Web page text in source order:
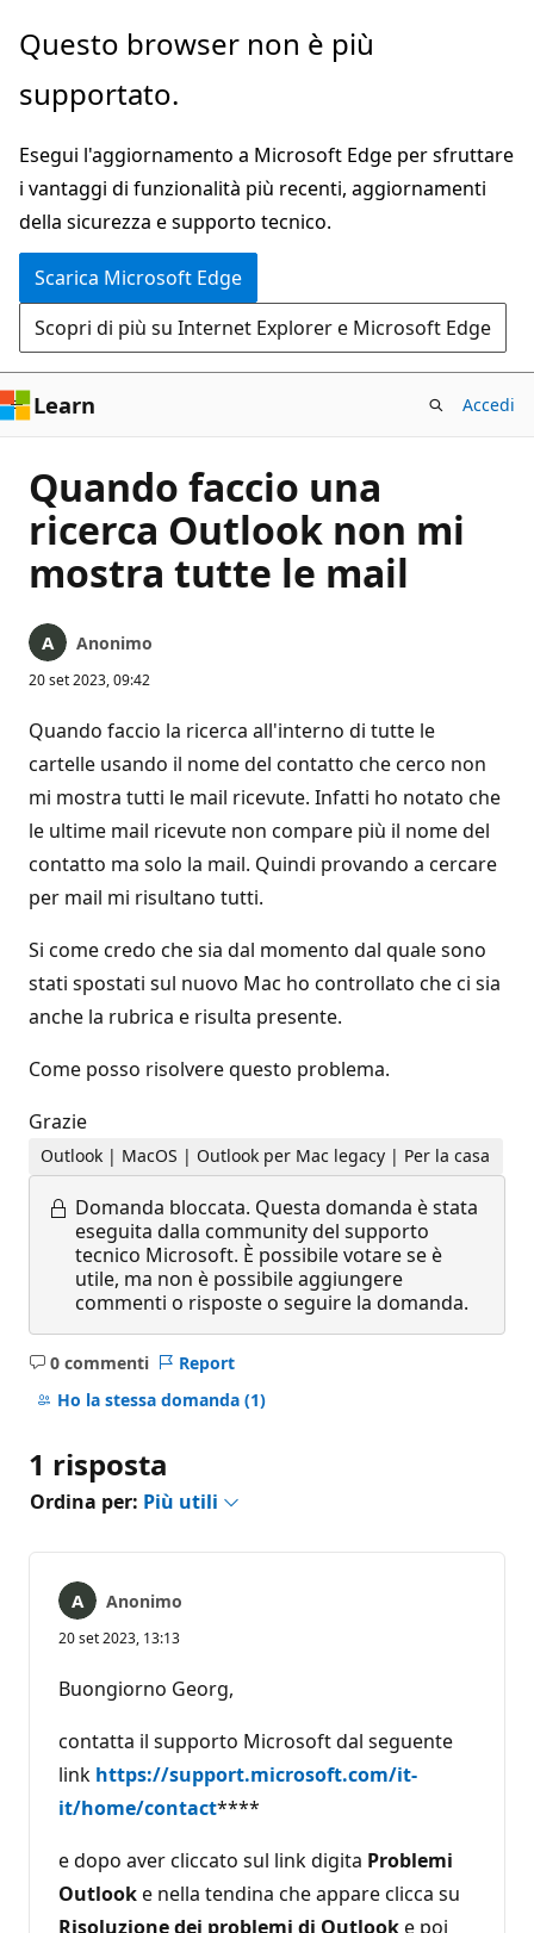
Ignora
passa
contenuto
principale
Questo browser non è più
supportato.
Esegui l'aggiornamento a Microsoft Edge per sfruttare
i vantaggi di funzionalità più recenti, aggiornamenti
della sicurezza e supporto tecnico.
Scarica Microsoft Edge
Scopri di più su Internet Explorer e Microsoft Edge
Learn Accedi
Quando faccio una
ricerca Outlook non mi
mostra tutte le mail
Anonimo
20 set 2023, 09:42
Quando faccio la ricerca all'interno di tutte le
cartelle usando il nome del contatto che cerco non
mi mostra tutti le mail ricevute. Infatti ho notato che
le ultime mail ricevute non compare più il nome del
contatto ma solo la mail. Quindi provando a cercare
per mail mi risultano tutti.
Si come credo che sia dal momento dal quale sono
stati spostati sul nuovo Mac ho controllato che ci sia
anche la rubrica e risulta presente.
Come posso risolvere questo problema.
Grazie
Outlook | MacOS | Outlook per Mac legacy | Per la casa
Domanda bloccata. Questa domanda è stata
eseguita dalla community del supporto
tecnico Microsoft. È possibile votare se è
utile, ma non è possibile aggiungere
commenti o risposte o seguire la domanda.
0 commenti
Nessun
commento
Report
Ho la stessa domanda (1)
1 risposta
Ordina per: Più utili
Anonimo
20 set 2023, 13:13
Buongiorno Georg,
contatta il supporto Microsoft dal seguente
link https://support.microsoft.com/it-
it/home/contact****
e dopo aver cliccato sul link digita Problemi
Outlooke nella tendina che appare clicca su
Risoluzione dei problemi di Outlooke poi